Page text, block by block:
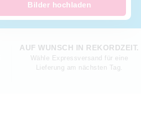
AUF WUNSCH IN REKORDZEIT.
Wähle Expressversand für eine
Lieferung am nächsten Tag.
Bilder hochladen